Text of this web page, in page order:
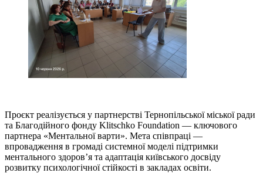
Проєкт реалізується у партнерстві Тернопільської міської ради
та Благодійного фонду Klitschko Foundation — ключового
партнера «Ментальної варти». Мета співпраці —
впровадження в громаді системної моделі підтримки
ментального здоров’я та адаптація київського досвіду
розвитку психологічної стійкості в закладах освіти.